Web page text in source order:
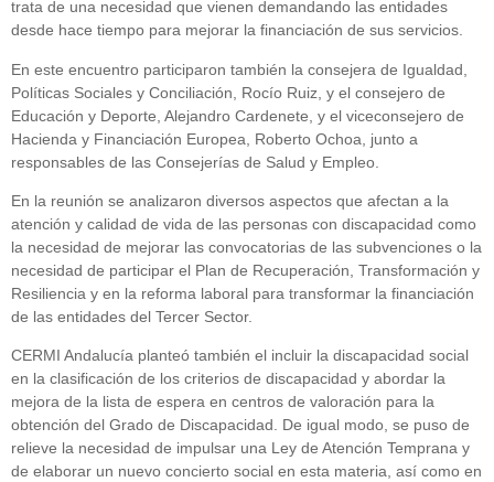
trata de una necesidad que vienen demandando las entidades
desde hace tiempo para mejorar la financiación de sus servicios.
En este encuentro participaron también la consejera de Igualdad,
Políticas Sociales y Conciliación, Rocío Ruiz, y el consejero de
Educación y Deporte, Alejandro Cardenete, y el viceconsejero de
Hacienda y Financiación Europea, Roberto Ochoa, junto a
responsables de las Consejerías de Salud y Empleo.
En la reunión se analizaron diversos aspectos que afectan a la
atención y calidad de vida de las personas con discapacidad como
la necesidad de mejorar las convocatorias de las subvenciones o la
necesidad de participar el Plan de Recuperación, Transformación y
Resiliencia y en la reforma laboral para transformar la financiación
de las entidades del Tercer Sector.
CERMI Andalucía planteó también el incluir la discapacidad social
en la clasificación de los criterios de discapacidad y abordar la
mejora de la lista de espera en centros de valoración para la
obtención del Grado de Discapacidad. De igual modo, se puso de
relieve la necesidad de impulsar una Ley de Atención Temprana y
de elaborar un nuevo concierto social en esta materia, así como en